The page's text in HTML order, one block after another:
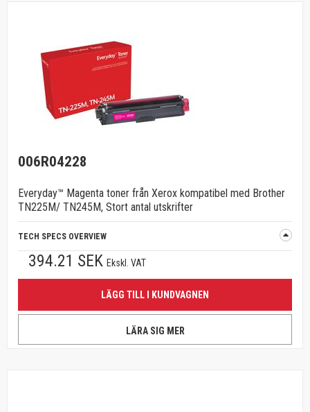
006R04228
Everyday™ Magenta toner från Xerox kompatibel med Brother
TN225M/ TN245M, Stort antal utskrifter
TECH SPECS OVERVIEW
394.21 SEK Ekskl. VAT
LÄGG TILL I KUNDVAGNEN
LÄRA SIG MER